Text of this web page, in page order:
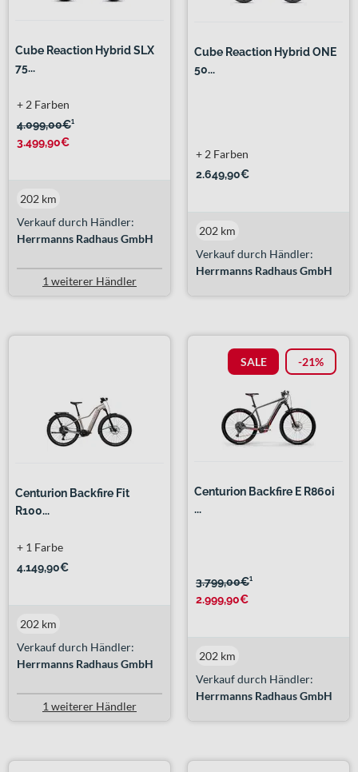
Cube Reaction Hybrid SLX
75...
4.099,00€¹
3.499,90€
+ 2 Farben
Verkauf durch Händler:
Herrmanns Radhaus GmbH
202 km
1 weiterer Händler
Cube Reaction Hybrid ONE
50...
2.649,90€
+ 2 Farben
Verkauf durch Händler:
Herrmanns Radhaus GmbH
202 km
Centurion Backfire Fit
R100...
4.149,90€
+ 1 Farbe
Verkauf durch Händler:
Herrmanns Radhaus GmbH
202 km
1 weiterer Händler
SALE -21%
Centurion Backfire E R860i
...
3.799,00€¹
2.999,90€
Verkauf durch Händler:
Herrmanns Radhaus GmbH
202 km